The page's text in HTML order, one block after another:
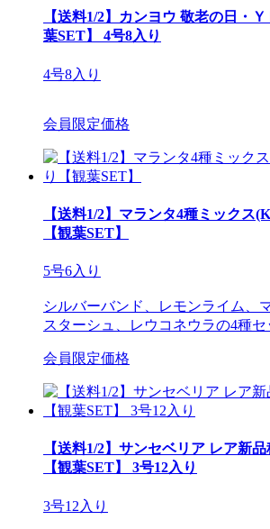
【送料1/2】カンヨウ 敬老の日・
葉SET】 4号8入り
4号8入り
会員限定価格
【送料1/2】マランタ4種ミック
【観葉SET】
5号6入り
シルバーバンド、レモンライム、
スターシュ、レウコネウラの4種セ
会員限定価格
【送料1/2】サンセベリア レア新
【観葉SET】 3号12入り
3号12入り